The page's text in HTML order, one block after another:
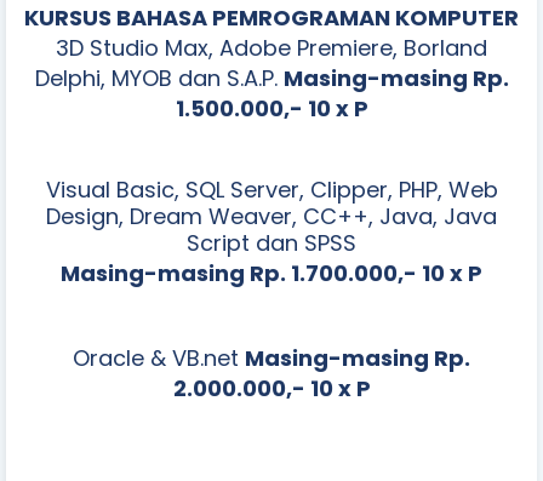
KURSUS BAHASA PEMROGRAMAN KOMPUTER
3D Studio Max, Adobe Premiere, Borland
Delphi, MYOB dan S.A.P. Masing-masing Rp.
1.500.000,- 10 x P
Visual Basic, SQL Server, Clipper, PHP, Web
Design, Dream Weaver, CC++, Java, Java
Script dan SPSS
Masing-masing Rp. 1.700.000,- 10 x P
Oracle & VB.net Masing-masing Rp.
2.000.000,- 10 x P